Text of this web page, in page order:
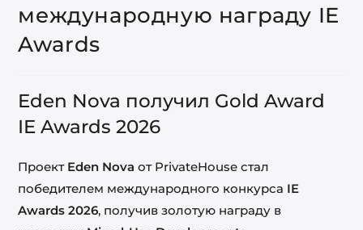
международную награду IE
Awards
Eden Nova получил Gold Award
IE Awards 2026
Проект Eden Nova от PrivateHouse стал
победителем международного конкурса IE
Awards 2026, получив золотую награду в